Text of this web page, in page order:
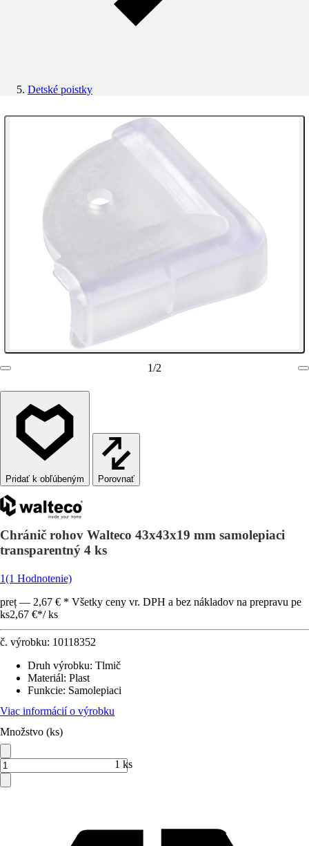
Detské poistky
1/2
Porovnať
Chránič rohov Walteco 43x43x19 mm samolepiaci
transparentný 4 ks
1(1 Hodnotenie)
preț — 2,67 € * Všetky ceny vr. DPH a bez nákladov na prepravu pe
ks2,67 €*/ ks
č. výrobku: 10118352
Druh výrobku: Tlmič
Materiál: Plast
Funkcie: Samolepiaci
Viac informácií o výrobku
Množstvo (ks)
1 ks